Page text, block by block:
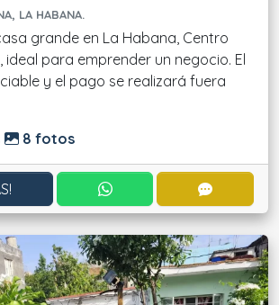
LA HABANA.
grande en La Habana, Centro
ideal para emprender un negocio. El
y el pago se realizará fuera
8 fotos
CONTACTAR POR